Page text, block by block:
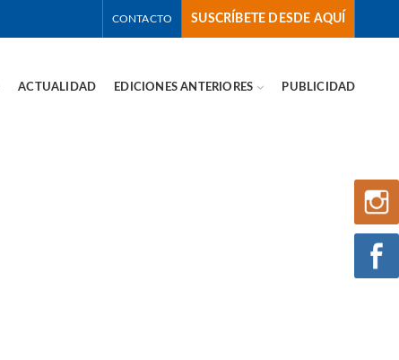
CONTACTO SUSCRÍBETE DESDE AQUÍ
ACTUALIDAD EDICIONES ANTERIORES PUBLICIDAD